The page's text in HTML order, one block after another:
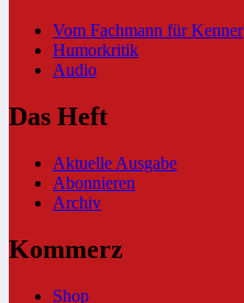
Vom Fachmann für Kenner
Humorkritik
Audio
Das Heft
Aktuelle Ausgabe
Abonnieren
Archiv
Kommerz
Shop